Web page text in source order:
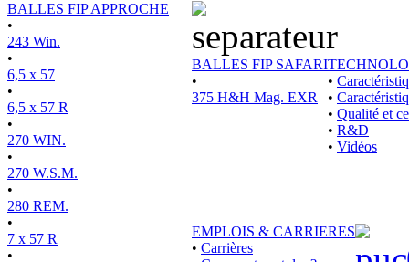
BALLES FIP APPROCHE
•
243 Win.
•
6,5 x 57
•
6,5 x 57 R
•
270 WIN.
•
270 W.S.M.
•
280 REM.
•
7 x 57 R
•
BALLES FIP SAFARI
•
375 H&H Mag. EXR
•
•
• Qualité et
• R&D
• Vidéos
EMPLOIS & CARRIERES
• Carrières